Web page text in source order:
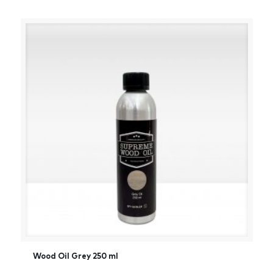
Wood Oil Grey 250 ml